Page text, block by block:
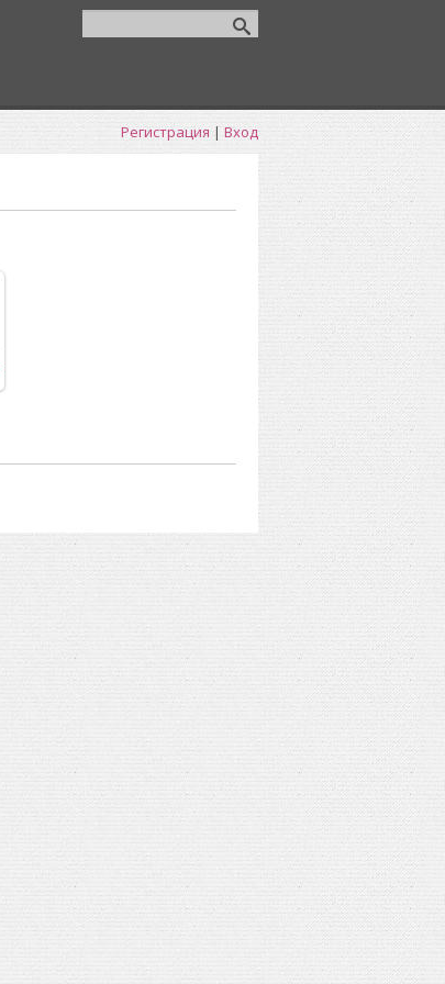
Регистрация | Вход